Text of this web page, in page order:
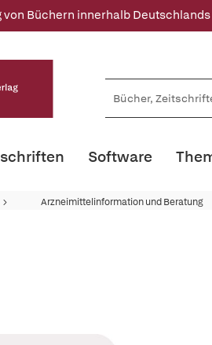
von Büchern innerhalb Deutschlands
Software
Arzneimittelinformation und Beratung